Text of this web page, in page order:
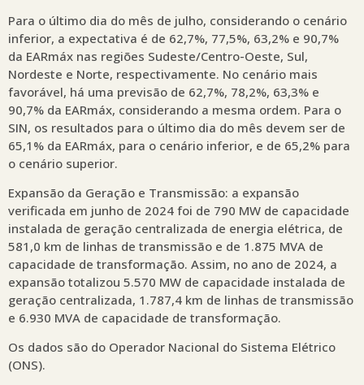
Para o último dia do mês de julho, considerando o cenário
inferior, a expectativa é de 62,7%, 77,5%, 63,2% e 90,7%
da EARmáx nas regiões Sudeste/Centro-Oeste, Sul,
Nordeste e Norte, respectivamente. No cenário mais
favorável, há uma previsão de 62,7%, 78,2%, 63,3% e
90,7% da EARmáx, considerando a mesma ordem. Para o
SIN, os resultados para o último dia do mês devem ser de
65,1% da EARmáx, para o cenário inferior, e de 65,2% para
o cenário superior.
Expansão da Geração e Transmissão: a expansão
verificada em junho de 2024 foi de 790 MW de capacidade
instalada de geração centralizada de energia elétrica, de
581,0 km de linhas de transmissão e de 1.875 MVA de
capacidade de transformação. Assim, no ano de 2024, a
expansão totalizou 5.570 MW de capacidade instalada de
geração centralizada, 1.787,4 km de linhas de transmissão
e 6.930 MVA de capacidade de transformação.
Os dados são do Operador Nacional do Sistema Elétrico
(ONS).